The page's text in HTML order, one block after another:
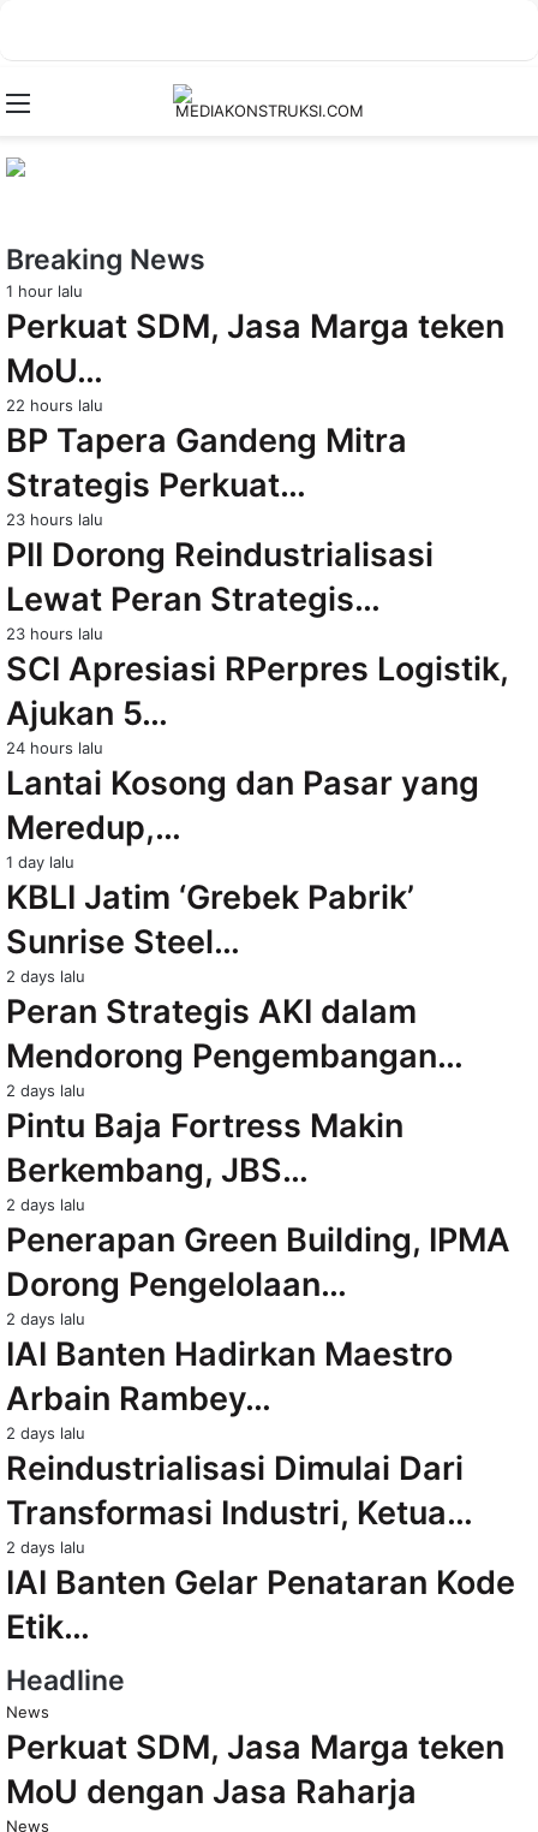
Breaking News
1 hour lalu
Perkuat SDM, Jasa Marga teken
MoU…
22 hours lalu
BP Tapera Gandeng Mitra
Strategis Perkuat…
23 hours lalu
PII Dorong Reindustrialisasi
Lewat Peran Strategis…
23 hours lalu
SCI Apresiasi RPerpres Logistik,
Ajukan 5…
24 hours lalu
Lantai Kosong dan Pasar yang
Meredup,…
1 day lalu
KBLI Jatim ‘Grebek Pabrik’
Sunrise Steel…
2 days lalu
Peran Strategis AKI dalam
Mendorong Pengembangan…
2 days lalu
Pintu Baja Fortress Makin
Berkembang, JBS…
2 days lalu
Penerapan Green Building, IPMA
Dorong Pengelolaan…
2 days lalu
IAI Banten Hadirkan Maestro
Arbain Rambey…
2 days lalu
Reindustrialisasi Dimulai Dari
Transformasi Industri, Ketua…
2 days lalu
IAI Banten Gelar Penataran Kode
Etik…
Headline
News
Perkuat SDM, Jasa Marga teken
MoU dengan Jasa Raharja
News